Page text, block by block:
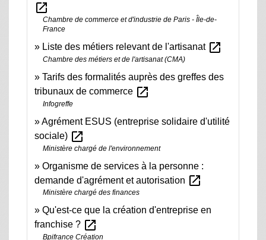
open_in_new
Chambre de commerce et d'industrie de Paris - Île-de-
France
Liste des métiers relevant de l'artisanat open_in_new
Chambre des métiers et de l'artisanat (CMA)
Tarifs des formalités auprès des greffes des
tribunaux de commerce open_in_new
Infogreffe
Agrément ESUS (entreprise solidaire d'utilité
sociale) open_in_new
Ministère chargé de l'environnement
Organisme de services à la personne :
demande d'agrément et autorisation open_in_new
Ministère chargé des finances
Qu'est-ce que la création d'entreprise en
franchise ? open_in_new
Bpifrance Création